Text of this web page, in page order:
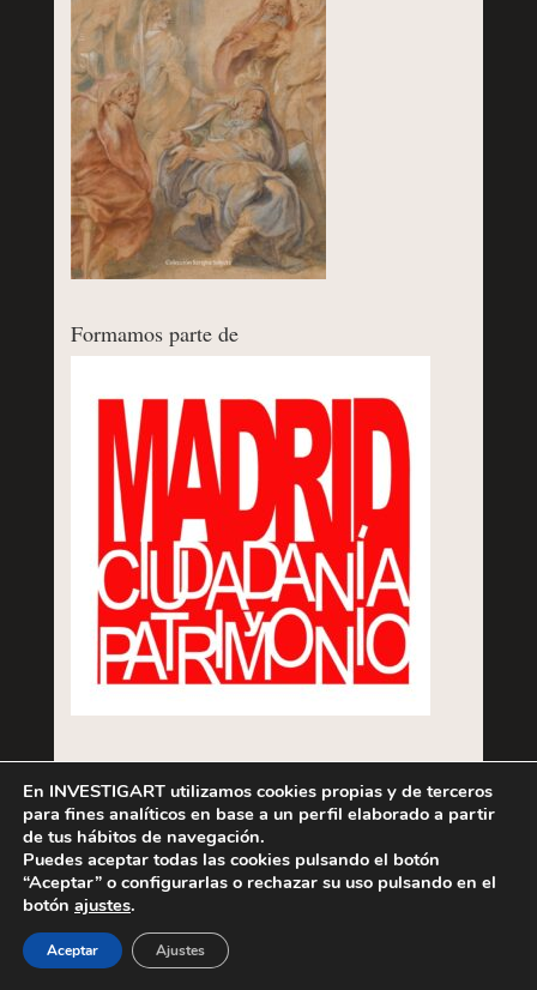
Formamos parte de
Compra libros de lance en
En INVESTIGART utilizamos cookies propias y de terceros
para fines analíticos en base a un perfil elaborado a partir
de tus hábitos de navegación.
Puedes aceptar todas las cookies pulsando el botón
“Aceptar” o configurarlas o rechazar su uso pulsando en el
botón ajustes.
Aceptar Ajustes